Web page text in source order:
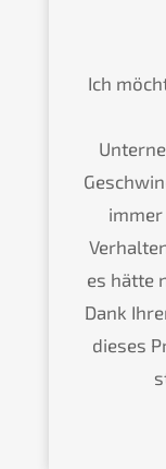
Ich
immer
es hätte
Dank
dieses